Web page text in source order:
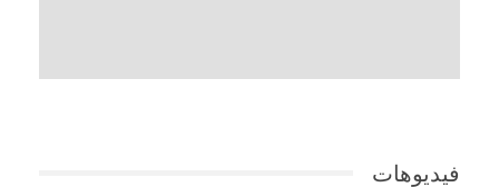
فيديوهات